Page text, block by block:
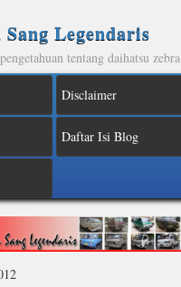
Legendaris
tentang daihatsu zebra
Disclaimer
Daftar Isi Blog